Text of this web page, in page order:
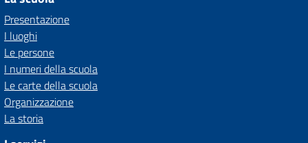
Presentazione
I luoghi
Le persone
I numeri della scuola
Le carte della scuola
Organizzazione
La storia